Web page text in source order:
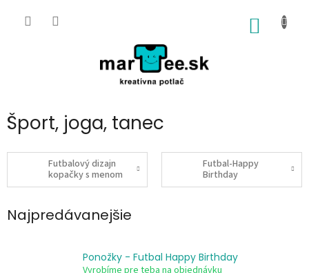
Šport, joga, tanec
Futbalový dizajn
kopačky s menom
Futbal-Happy
Birthday
Najpredávanejšie
Ponožky - Futbal Happy Birthday
Vyrobíme pre teba na objednávku